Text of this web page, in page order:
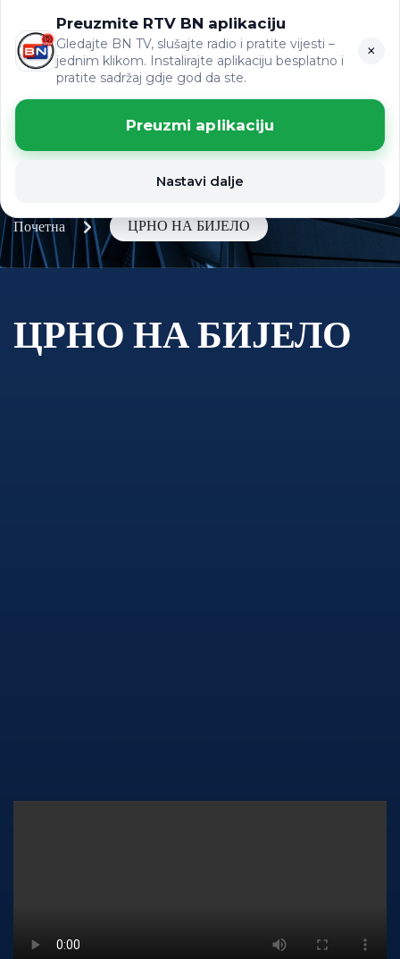
ВИЈЕСТИ LAT
Preuzmite RTV BN aplikaciju
Gledajte BN TV, slušajte radio i pratite vijesti –
jednim klikom. Instalirajte aplikaciju besplatno i
pratite sadržaj gdje god da ste.
×
Preuzmi aplikaciju
Nastavi dalje
Почетна ЦРНО НА БИЈЕЛО
ЦРНО НА БИЈЕЛО